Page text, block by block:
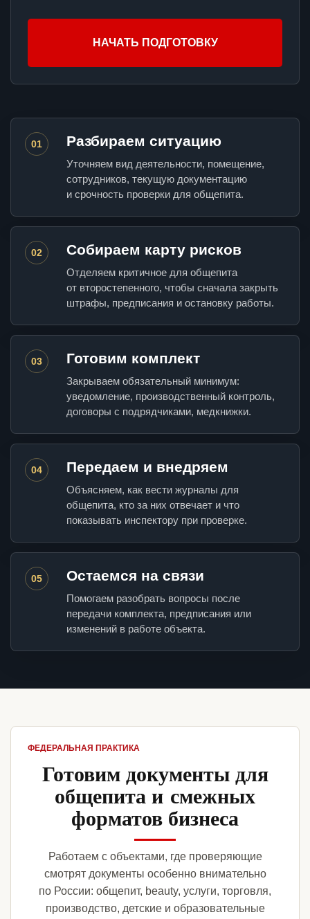
НАЧАТЬ ПОДГОТОВКУ
01 Разбираем ситуацию
Уточняем вид деятельности, помещение,
сотрудников, текущую документацию
и срочность проверки для общепита.
02 Собираем карту рисков
Отделяем критичное для общепита
от второстепенного, чтобы сначала закрыть
штрафы, предписания и остановку работы.
03 Готовим комплект
Закрываем обязательный минимум:
уведомление, производственный контроль,
договоры с подрядчиками, медкнижки.
04 Передаем и внедряем
Объясняем, как вести журналы для
общепита, кто за них отвечает и что
показывать инспектору при проверке.
05 Остаемся на связи
Помогаем разобрать вопросы после
передачи комплекта, предписания или
изменений в работе объекта.
ФЕДЕРАЛЬНАЯ ПРАКТИКА
Готовим документы для
общепита и смежных
форматов бизнеса
Работаем с объектами, где проверяющие
смотрят документы особенно внимательно
по России: общепит, beauty, услуги, торговля,
производство, детские и образовательные